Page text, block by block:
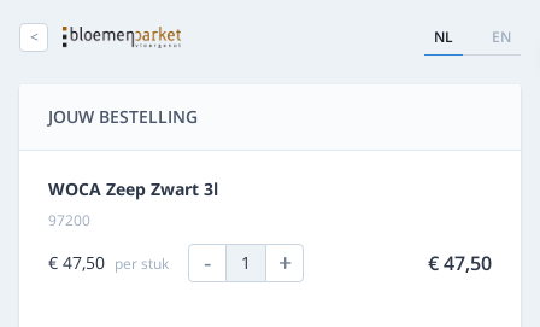
< NL EN
JOUW BESTELLING
WOCA Zeep Zwart 3l
97200
€ 47,50 per stuk - 1 + € 47,50